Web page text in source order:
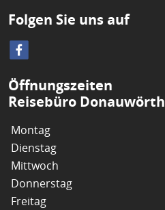
Folgen Sie uns auf
Öffnungszeiten
Reisebüro Donauwörth
Montag
Dienstag
Mittwoch
Donnerstag
Freitag